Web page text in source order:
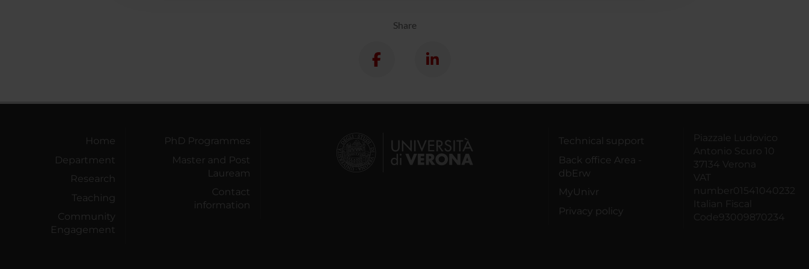
Share
Home
Department
Research
Teaching
Community
Engagement
PhD Programmes
Master and Post
Lauream
Contact
information
Technical support
Back office Area -
dbErw
MyUnivr
Privacy policy
Piazzale Ludovico
Antonio Scuro 10
37134 Verona
VAT
number01541040232
Italian Fiscal
Code93009870234